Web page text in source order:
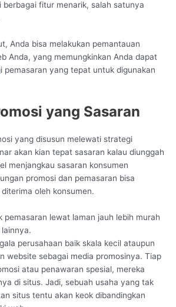
berbagai fitur menarik, salah satunya
Anda bisa melakukan pemantauan
Anda, yang memungkinkan Anda dapat
pemasaran yang tepat untuk digunakan
yang Sasaran
yang disusun melewati strategi
akan kian tepat sasaran kalau diunggah
menjangkau sasaran konsumen
promosi dan pemasaran bisa
oleh konsumen.
pemasaran lewat laman jauh lebih murah
perusahaan baik skala kecil ataupun
website sebagai media promosinya. Tiap
atau penawaran spesial, mereka
di situs. Jadi, sebuah usaha yang tak
situs tentu akan keok dibandingkan